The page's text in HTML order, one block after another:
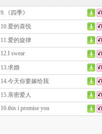
9.《四季》
10.爱的喜悦
11.爱的旋律
12.I swear
13.求婚
14.今天你要嫁给我
15.亲密爱人
16.this i promise you